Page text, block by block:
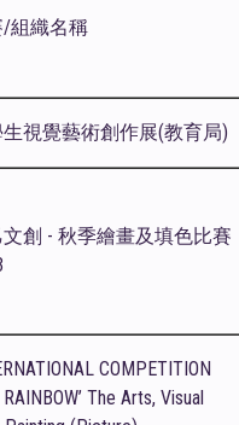
/組織名稱
視覺藝術創作展(教育局)
創 - 秋季繪畫及填色比賽
COMPETITION
RAINBOW’ The Arts, Visual